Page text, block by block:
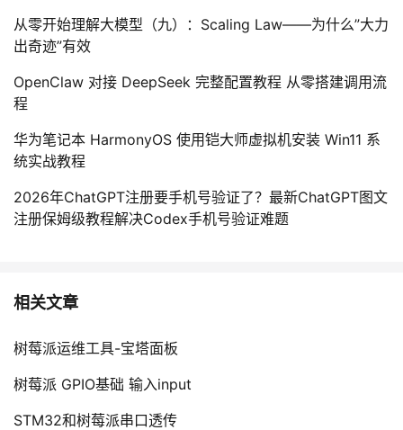
从零开始理解大模型（九）：Scaling Law——为什么”大力
出奇迹”有效
OpenClaw 对接 DeepSeek 完整配置教程 从零搭建调用流
程
华为笔记本 HarmonyOS 使用铠大师虚拟机安装 Win11 系
统实战教程
2026年ChatGPT注册要手机号验证了？最新ChatGPT图文
注册保姆级教程解决Codex手机号验证难题
相关文章
树莓派运维工具-宝塔面板
树莓派 GPIO基础 输入input
STM32和树莓派串口透传